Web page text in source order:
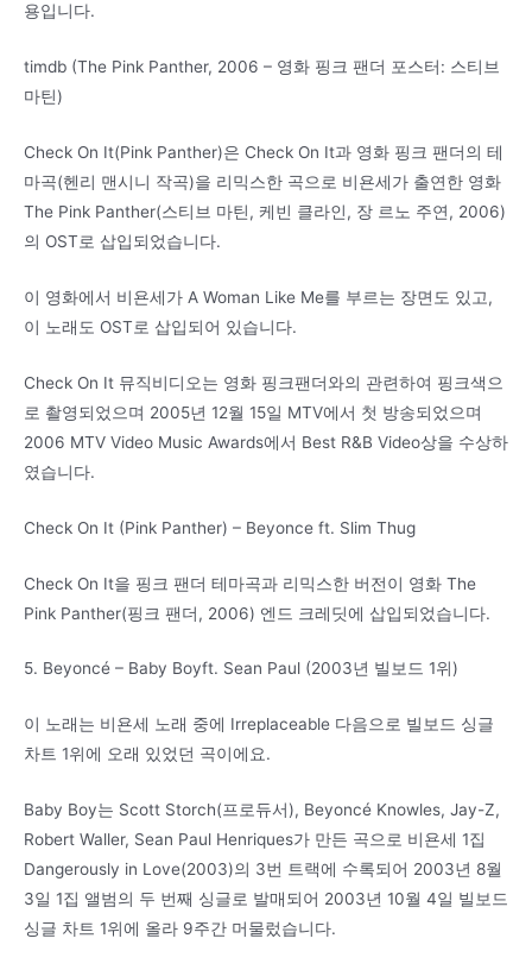
용입니다.
timdb (The Pink Panther, 2006 – 영화 핑크 팬더 포스터: 스티브
마틴)
Check On It(Pink Panther)은 Check On It과 영화 핑크 팬더의 테
마곡(헨리 맨시니 작곡)을 리믹스한 곡으로 비욘세가 출연한 영화
The Pink Panther(스티브 마틴, 케빈 클라인, 장 르노 주연, 2006)
의 OST로 삽입되었습니다.
이 영화에서 비욘세가 A Woman Like Me를 부르는 장면도 있고,
이 노래도 OST로 삽입되어 있습니다.
Check On It 뮤직비디오는 영화 핑크팬더와의 관련하여 핑크색으
로 촬영되었으며 2005년 12월 15일 MTV에서 첫 방송되었으며
2006 MTV Video Music Awards에서 Best R&B Video상을 수상하
였습니다.
Check On It (Pink Panther) – Beyonce ft. Slim Thug
Check On It을 핑크 팬더 테마곡과 리믹스한 버전이 영화 The
Pink Panther(핑크 팬더, 2006) 엔드 크레딧에 삽입되었습니다.
5. Beyoncé – Baby Boyft. Sean Paul (2003년 빌보드 1위)
이 노래는 비욘세 노래 중에 Irreplaceable 다음으로 빌보드 싱글
차트 1위에 오래 있었던 곡이에요.
Baby Boy는 Scott Storch(프로듀서), Beyoncé Knowles, Jay-Z,
Robert Waller, Sean Paul Henriques가 만든 곡으로 비욘세 1집
Dangerously in Love(2003)의 3번 트랙에 수록되어 2003년 8월
3일 1집 앨범의 두 번째 싱글로 발매되어 2003년 10월 4일 빌보드
싱글 차트 1위에 올라 9주간 머물렀습니다.